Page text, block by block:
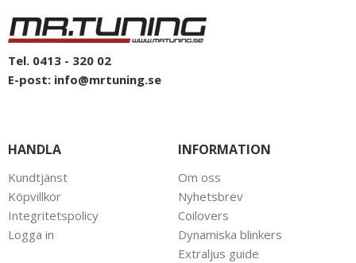
Tel. 0413 - 320 02
E-post: info@mrtuning.se
HANDLA
Kundtjänst
Köpvillkor
Integritetspolicy
Logga in
INFORMATION
Om oss
Nyhetsbrev
Coilovers
Dynamiska blinkers
Extraljus guide